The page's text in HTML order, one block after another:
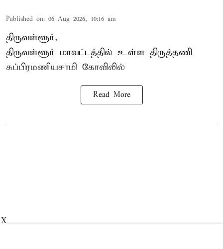
Published on: 06 Aug 2026, 10:16 am
திருவள்ளூர்,
திருவள்ளூர் மாவட்டத்தில் உள்ள திருத்தணி
சுப்பிரமணியசாமி கோவிலில்
Read More
X